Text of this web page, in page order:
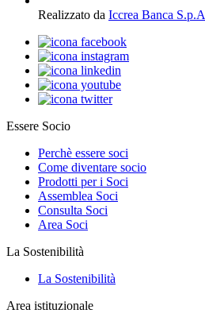
Realizzato da Iccrea Banca S.p.A
Essere Socio
Perchè essere soci
Come diventare socio
Prodotti per i Soci
Assemblea Soci
Consulta Soci
Area Soci
La Sostenibilità
La Sostenibilità
Area istituzionale